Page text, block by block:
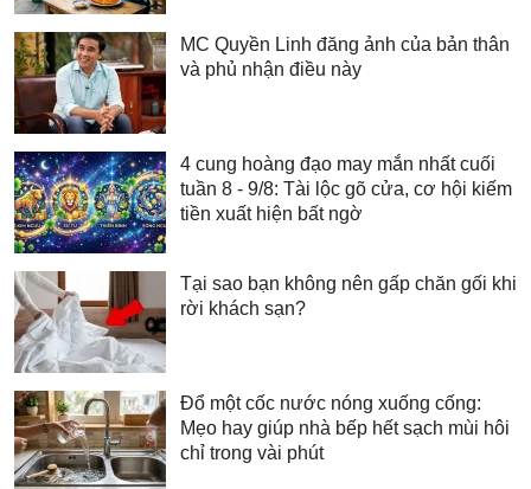
MC Quyền Linh đăng ảnh của bản thân
và phủ nhận điều này
4 cung hoàng đạo may mắn nhất cuối
tuần 8 - 9/8: Tài lộc gõ cửa, cơ hội kiếm
tiền xuất hiện bất ngờ
Tại sao bạn không nên gấp chăn gối khi
rời khách sạn?
Đổ một cốc nước nóng xuống cống:
Mẹo hay giúp nhà bếp hết sạch mùi hôi
chỉ trong vài phút